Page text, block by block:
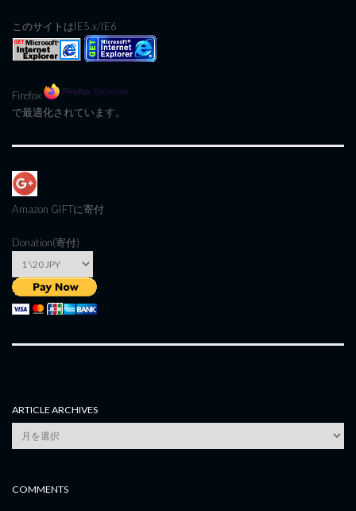
このサイトはIE5.x/IE6
Firefox
で最適化されています。
Amazon GIFTに寄付
Donation(寄付)
ARTICLE ARCHIVES
Article
Archives
COMMENTS